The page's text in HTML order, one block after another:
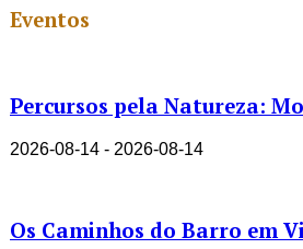
Eventos
Percursos pela Natureza:
2026-08-14 - 2026-08-14
Os Caminhos do Barro em